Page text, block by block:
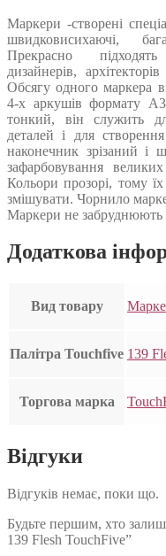
Маркери -створені
швидковисихаючі,
Прекрасно
дизайнерів,
Обсягу одного маркера
4-х аркушів формату
тонкий, він служить
деталей і для
наконечник зрізаний і
зафарбовування
Кольори прозорі, тому
змішувати. Чорнило
Маркери не
Додаткова
Вид товару
Палітра Touchfive 139
Торгова марка
Відгуки
Відгуків немає, поки що.
Будьте першим, хто
139 Flesh TouchFive”